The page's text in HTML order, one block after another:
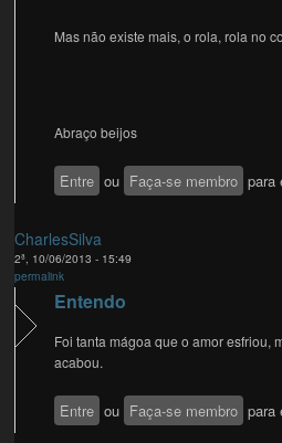
Mas não existe mais, o rola, rola no
Abraço beijos
Entre ou Faça-se membro para
CharlesSilva
2ª, 10/06/2013 - 15:49
permalink
Entendo
Foi tanta mágoa que o amor esfriou,
acabou.
Entre ou Faça-se membro para